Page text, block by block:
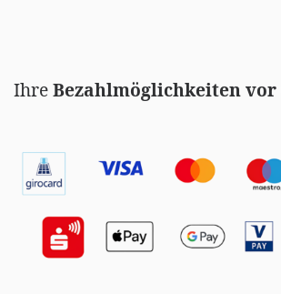
IhreBezahlmöglichkeiten